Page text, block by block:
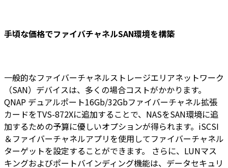
手頃な価格でファイバチャネルSAN環境を構築
一般的なファイバーチャネルストレージエリアネットワーク
（SAN）デバイスは、多くの場合コストがかかります。
QNAP デュアルポート16Gb/32Gbファイバーチャネル拡張
カードをTVS-872Xに追加することで、NASをSAN環境に追
加するための予算に優しいオプションが得られます。iSCSI
＆ファイバーチャネルアプリを使用してファイバーチャネル
ターゲットを設定することができます。 さらに、LUNマス
キングおよびポートバインディング機能は、データセキュリ